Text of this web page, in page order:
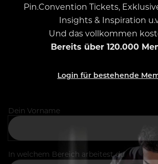
Pin.Convention Tickets,
Insights & Inspiration
Und das vollkommen
Bereits über 120.000
Login für bestehende
Dein Vorname
In welchem Bereich arbeitest du